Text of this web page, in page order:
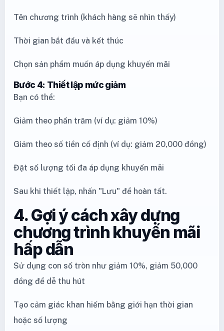
Tên chương trình (khách hàng sẽ nhìn thấy)
Thời gian bắt đầu và kết thúc
Chọn sản phẩm muốn áp dụng khuyến mãi
Bước 4: Thiết lập mức giảm
Bạn có thể:
Giảm theo phần trăm (ví dụ: giảm 10%)
Giảm theo số tiền cố định (ví dụ: giảm 20,000 đồng)
Đặt số lượng tối đa áp dụng khuyến mãi
Sau khi thiết lập, nhấn "Lưu" để hoàn tất.
4. Gợi ý cách xây dựng
chương trình khuyến mãi
hấp dẫn
Sử dụng con số tròn như giảm 10%, giảm 50,000
đồng để dễ thu hút
Tạo cảm giác khan hiếm bằng giới hạn thời gian
hoặc số lượng